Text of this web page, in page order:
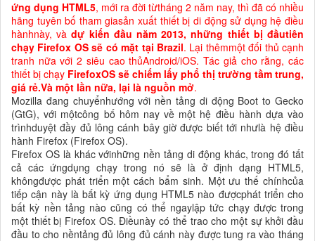
ứng dụng HTML5, mới ra đời từtháng 2 năm nay, thì đã có nhiều
hãng tuyên bố tham giasản xuất thiết bị di động sử dụng hệ điều
hànhnày, vàdự kiến đầu năm 2013, những thiết bị đầutiên
chạy Firefox OS sẽ có mặt tại Brazil. Lại thêmmột đối thủ cạnh
tranh nữa với 2 siêu cao thủAndroid/iOS. Tác giả cho rằng, các
thiết bị chạy FirefoxOS sẽ chiếm lấy phổ thị trường tầm trung,
giá rẻ.Và một lần nữa, lại là nguồn mở.
Mozilla đang chuyểnhướng với nền tảng di động Boot to Gecko
(GtG), với mộtcông bố hôm nay về một hệ điều hành dựa vào
trìnhduyệt đầy đủ lông cánh bây giờ được biết tới nhưlà hệ điều
hành Firefox (Firefox OS).
Firefox OS là khác vớinhững nền tảng di động khác, trong đó tất
cả các ứngdụng chạy trong nó sẽ là ở định dạng HTML5,
khôngđược phát triển một cách bẩm sinh. Một ưu thế chínhcủa
tiếp cận này là bất kỳ ứng dụng HTML5 nào đượcphát triển cho
bất kỳ nền tảng nào cũng có thể ngaylập tức chạy được trong
một thiết bị Firefox OS. Điềunày có thể trao cho một sự khởi đầu
đầu to cho nềntảng đủ lông đủ cánh này được tung ra vào tháng